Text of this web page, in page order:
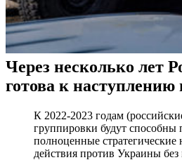
Через несколько лет
готова к наступлению
К 2022-2023 годам
группировки будут способны
полноценные стратегические
действия против Украины